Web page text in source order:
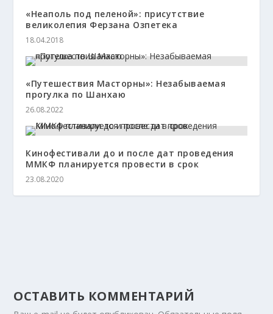
«Неаполь под пеленой»: присутствие
великолепия Ферзана Озпетека
18.04.2018
«Путешествия Масторны»: Незабываемая
прогулка по Шанхаю
26.08.2022
Кинофестивали до и после дат проведения
ММКФ планируется провести в срок
23.08.2020
ОСТАВИТЬ КОММЕНТАРИЙ